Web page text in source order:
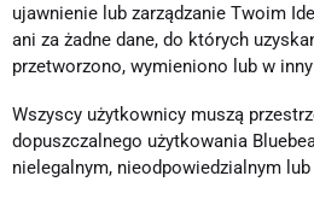
ujawnienie lub zarządzanie Twoim
ani za żadne dane, do których
przetworzono, wymieniono lub w
Wszyscy użytkownicy muszą
dopuszczalnego użytkowania
nielegalnym, nieodpowiedzialnym